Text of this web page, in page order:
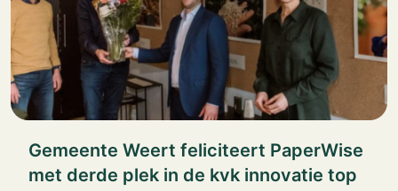
Gemeente Weert feliciteert PaperWise
met derde plek in de kvk innovatie top